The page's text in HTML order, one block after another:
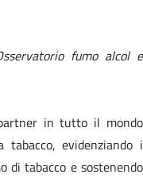
fumo alcol e
in tutto il mondo
tabacco, evidenziando i
di tabacco e sostenendo